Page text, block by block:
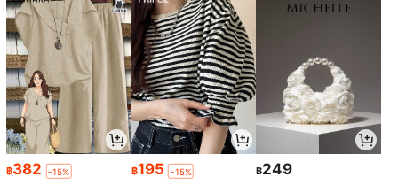
฿382 -15% ฿195 -15% ฿249